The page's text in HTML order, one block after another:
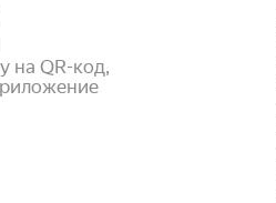
на QR-код,